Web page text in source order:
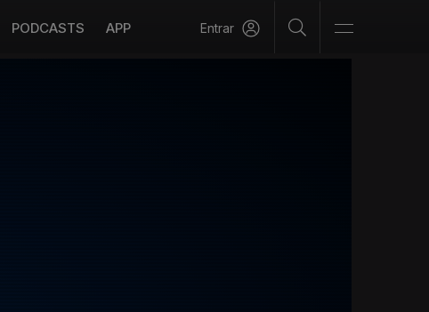
PODCASTS APP Entrar